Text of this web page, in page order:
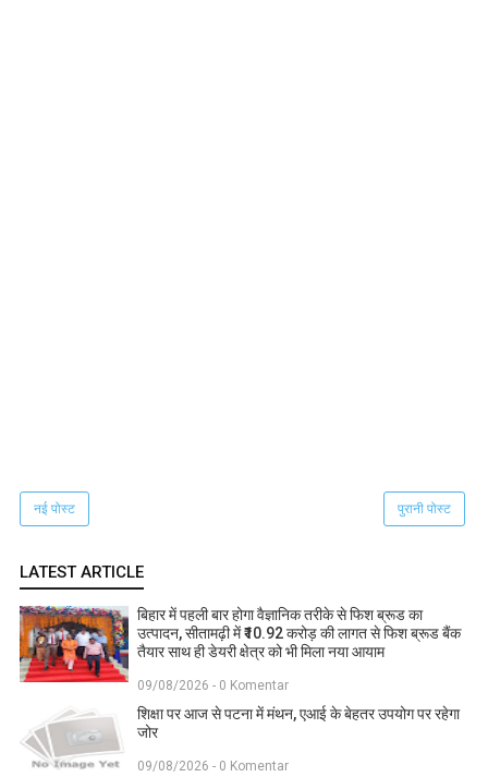
नई पोस्ट पुरानी पोस्ट
LATEST ARTICLE
बिहार में पहली बार होगा वैज्ञानिक तरीके से फिश ब्रूड का
उत्पादन, सीतामढ़ी में ₹10.92 करोड़ की लागत से फिश ब्रूड बैंक
तैयार साथ ही डेयरी क्षेत्र को भी मिला नया आयाम
09/08/2026 - 0 Komentar
शिक्षा पर आज से पटना में मंथन, एआई के बेहतर उपयोग पर रहेगा
जोर
09/08/2026 - 0 Komentar